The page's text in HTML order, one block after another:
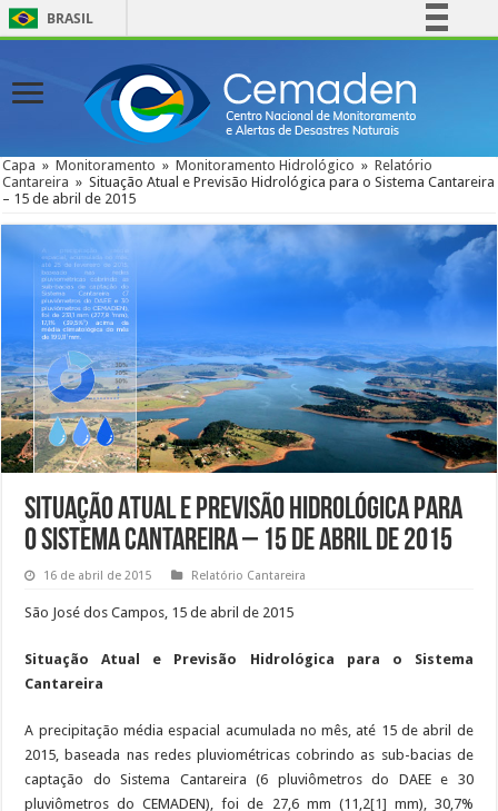
BRASIL
Comunica BR
Participe
Acesso à informação
Legislação
Canais
Capa » Monitoramento » Monitoramento Hidrológico » Relatório
Cantareira » Situação Atual e Previsão Hidrológica para o Sistema Cantareira
– 15 de abril de 2015
Situação Atual e Previsão Hidrológica para
o Sistema Cantareira – 15 de abril de 2015
16 de abril de 2015 Relatório Cantareira
São José dos Campos, 15 de abril de 2015
Situação Atual e Previsão Hidrológica para o Sistema
Cantareira
A precipitação média espacial acumulada no mês, até 15 de abril de
2015, baseada nas redes pluviométricas cobrindo as sub-bacias de
captação do Sistema Cantareira (6 pluviômetros do DAEE e 30
pluviômetros do CEMADEN), foi de 27,6 mm (11,2[1] mm), 30,7%